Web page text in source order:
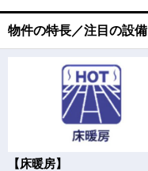
物件の特長／注目の設備
【床暖房】